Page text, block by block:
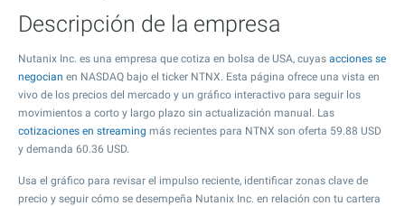
Descripción de la empresa
Nutanix Inc. es una empresa que cotiza en bolsa de USA, cuyas acciones se
negocian en NASDAQ bajo el ticker NTNX. Esta página ofrece una vista en
vivo de los precios del mercado y un gráfico interactivo para seguir los
movimientos a corto y largo plazo sin actualización manual. Las
cotizaciones en streaming más recientes para NTNX son oferta 59.88 USD
y demanda 60.36 USD.
Usa el gráfico para revisar el impulso reciente, identificar zonas clave de
precio y seguir cómo se desempeña Nutanix Inc. en relación con tu cartera